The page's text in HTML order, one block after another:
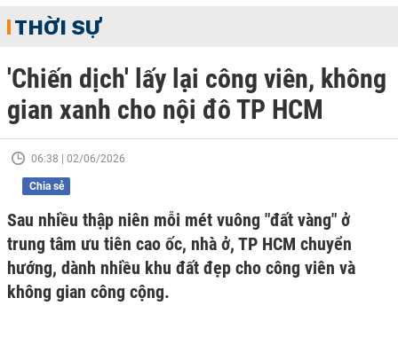
THỜI SỰ
'Chiến dịch' lấy lại công viên, không
gian xanh cho nội đô TP HCM
06:38 | 02/06/2026
Chia sẻ
Sau nhiều thập niên mỗi mét vuông "đất vàng" ở
trung tâm ưu tiên cao ốc, nhà ở, TP HCM chuyển
hướng, dành nhiều khu đất đẹp cho công viên và
không gian công cộng.